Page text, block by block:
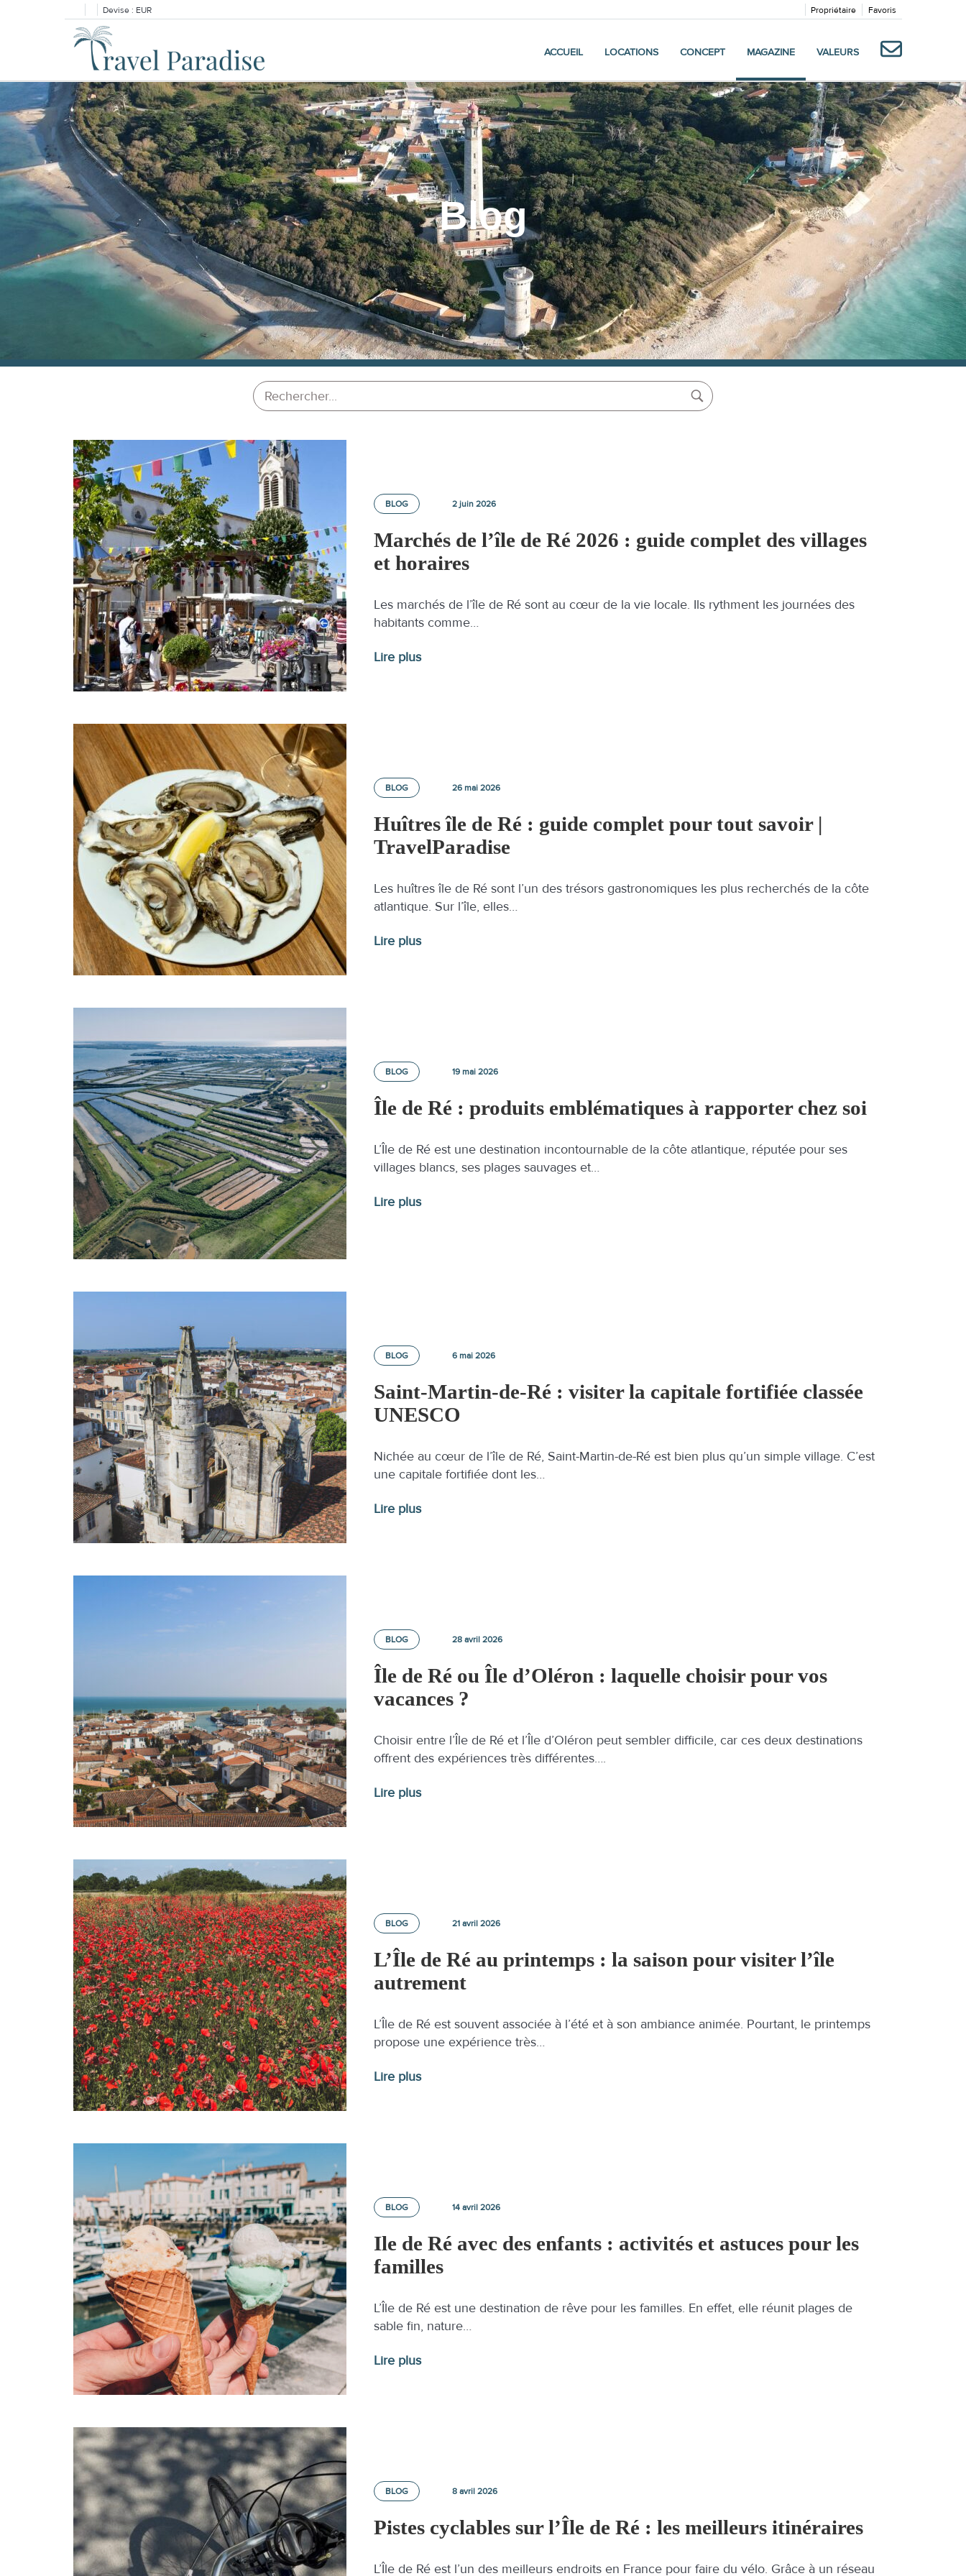
Devise : EUR Favoris
Propriétaire
ACCUEIL LOCATIONS CONCEPT MAGAZINE VALEURS
Blog
BLOG 2 juin 2026
Marchés de l’île de Ré 2026 : guide complet des villages
et horaires
Les marchés de l’île de Ré sont au cœur de la vie locale. Ils rythment les journées des
habitants comme…
Lire plus
BLOG 26 mai 2026
Huîtres île de Ré : guide complet pour tout savoir |
TravelParadise
Les huîtres île de Ré sont l’un des trésors gastronomiques les plus recherchés de la côte
atlantique. Sur l’île, elles…
Lire plus
BLOG 19 mai 2026
Île de Ré : produits emblématiques à rapporter chez soi
L’Île de Ré est une destination incontournable de la côte atlantique, réputée pour ses
villages blancs, ses plages sauvages et…
Lire plus
BLOG 6 mai 2026
Saint-Martin-de-Ré : visiter la capitale fortifiée classée
UNESCO
Nichée au cœur de l’île de Ré, Saint-Martin-de-Ré est bien plus qu’un simple village. C’est
une capitale fortifiée dont les…
Lire plus
BLOG 28 avril 2026
Île de Ré ou Île d’Oléron : laquelle choisir pour vos
vacances ?
Choisir entre l’Île de Ré et l’Île d’Oléron peut sembler difficile, car ces deux destinations
offrent des expériences très différentes….
Lire plus
BLOG 21 avril 2026
L’Île de Ré au printemps : la saison pour visiter l’île
autrement
L’Île de Ré est souvent associée à l’été et à son ambiance animée. Pourtant, le printemps
propose une expérience très…
Lire plus
BLOG 14 avril 2026
Ile de Ré avec des enfants : activités et astuces pour les
familles
L’Île de Ré est une destination de rêve pour les familles. En effet, elle réunit plages de
sable fin, nature…
Lire plus
BLOG 8 avril 2026
Pistes cyclables sur l’Île de Ré : les meilleurs itinéraires
L’Île de Ré est l’un des meilleurs endroits en France pour faire du vélo. Grâce à un réseau